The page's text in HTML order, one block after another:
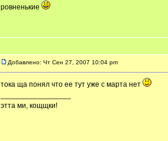
ровненькие
Добавлено: Чт Сен 27, 2007 10:04 pm
тока ща понял что ее тут уже с марта нет
этта ми, кощщки!